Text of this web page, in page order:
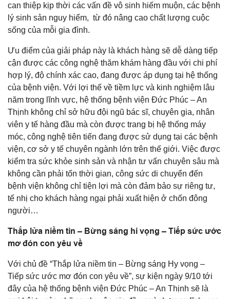
can thiệp kịp thời các vấn đề vô sinh hiếm muộn, các bệnh
lý sinh sản nguy hiểm, từ đó nâng cao chất lượng cuộc
sống của mỗi gia đình.
Ưu điểm của giải pháp này là khách hàng sẽ dễ dàng tiếp
cận được các công nghệ thăm khám hàng đầu với chi phí
hợp lý, độ chính xác cao, đang được áp dụng tại hệ thống
của bệnh viện. Với lợi thế về tiềm lực và kinh nghiệm lâu
năm trong lĩnh vực, hệ thống bệnh viện Đức Phúc – An
Thịnh không chỉ sở hữu đội ngũ bác sĩ, chuyên gia, nhân
viên y tế hàng đầu mà còn được trang bị hệ thống máy
móc, công nghệ tiên tiến đang được sử dụng tại các bệnh
viện, cơ sở y tế chuyên ngành lớn trên thế giới. Việc được
kiểm tra sức khỏe sinh sản và nhận tư vấn chuyên sâu mà
không cần phải tốn thời gian, công sức di chuyển đến
bệnh viện không chỉ tiện lợi mà còn đảm bảo sự riêng tư,
tế nhị cho khách hàng ngại phải xuất hiện ở chốn đông
người…
Thắp lửa niềm tin – Bừng sáng hi vọng – Tiếp sức ước
mơ đón con yêu về
Với chủ đề “Thắp lửa niềm tin – Bừng sáng Hy vọng –
Tiếp sức ước mơ đón con yêu về”, sự kiện ngày 9/10 tới
đây của hệ thống bệnh viện Đức Phúc – An Thịnh sẽ là